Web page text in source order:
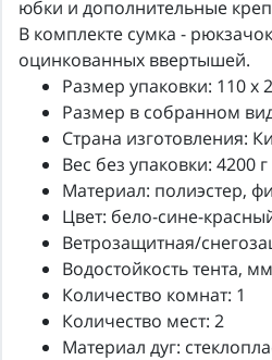
юбки и дополнительные
В комплекте сумка -
оцинкованных ввертышей.
Размер упаковки: 110 x
Размер в собранном
Страна изготовления:
Вес без упаковки: 4200 г
Материал: полиэстер,
Цвет: бело-сине-
Ветрозащитная/
Водостойкость тента,
Количество комнат: 1
Количество мест: 2
Материал дуг: